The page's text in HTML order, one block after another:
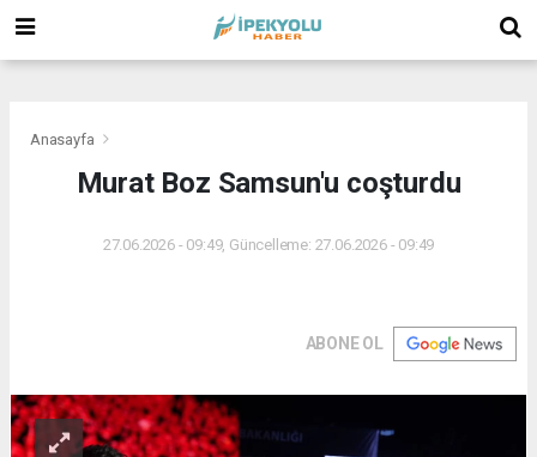
Anasayfa
Murat Boz Samsun'u coşturdu
27.06.2026 - 09:49, Güncelleme: 27.06.2026 - 09:49
ABONE OL